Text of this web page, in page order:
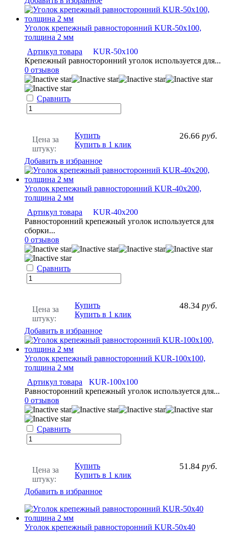
Уголок крепежный равносторонний KUR-50х100,
толщина 2 мм
Артикул товара
KUR-50х100
Крепежный равносторонний уголок используется для...
0 отзывов
Сравнить
Цена за
штуку:
26.66 руб.
Купить
Купить в 1 клик
Добавить в избранное
Уголок крепежный равносторонний KUR-40х200,
толщина 2 мм
Артикул товара
KUR-40х200
Равносторонний крепежный уголок используется для
сборки...
0 отзывов
Сравнить
Цена за
штуку:
48.34 руб.
Купить
Купить в 1 клик
Добавить в избранное
Уголок крепежный равносторонний KUR-100х100,
толщина 2 мм
Артикул товара
KUR-100х100
Равносторонний крепежный уголок используется для...
0 отзывов
Сравнить
Цена за
штуку:
51.84 руб.
Купить
Купить в 1 клик
Добавить в избранное
Уголок крепежный равносторонний KUR-50x40